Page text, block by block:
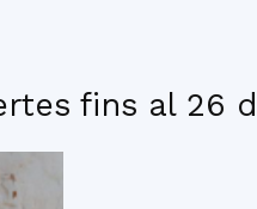
fins al 26